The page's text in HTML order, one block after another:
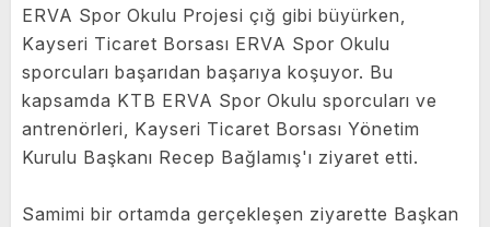
ERVA Spor Okulu Projesi çığ gibi büyürken,
Kayseri Ticaret Borsası ERVA Spor Okulu
sporcuları başarıdan başarıya koşuyor. Bu
kapsamda KTB ERVA Spor Okulu sporcuları ve
antrenörleri, Kayseri Ticaret Borsası Yönetim
Kurulu Başkanı Recep Bağlamış'ı ziyaret etti.
Samimi bir ortamda gerçekleşen ziyarette Başkan